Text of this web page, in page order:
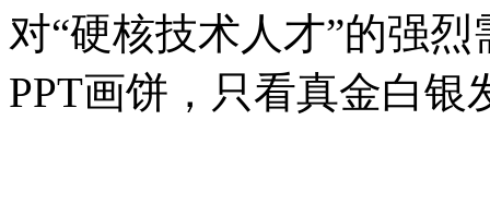
对“硬核技术人才”的强
PPT画饼，只看真金白银